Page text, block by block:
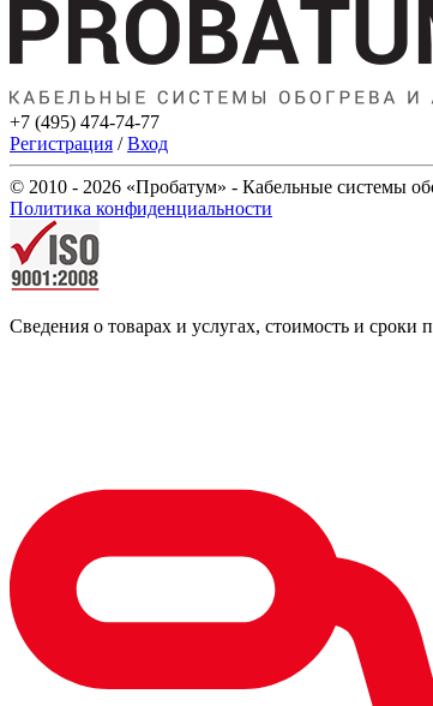
+7 (495) 474-74-77
Регистрация /Вход
© 2010 - 2026 «Пробатум» - Кабельные системы
Политика конфиденциальности
Сведения о товарах и услугах, стоимость и